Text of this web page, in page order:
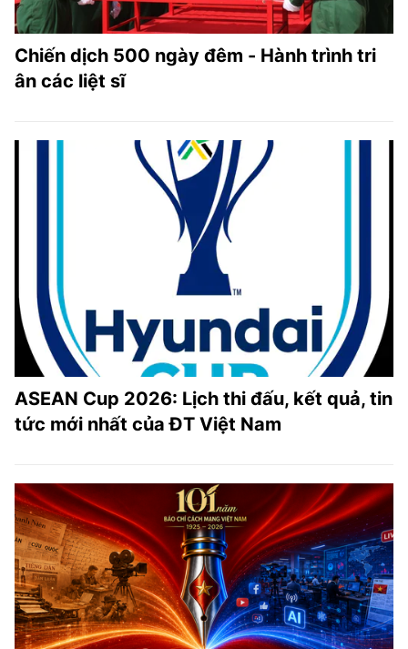
Chiến dịch 500 ngày đêm - Hành trình tri
ân các liệt sĩ
ASEAN Cup 2026: Lịch thi đấu, kết quả, tin
tức mới nhất của ĐT Việt Nam